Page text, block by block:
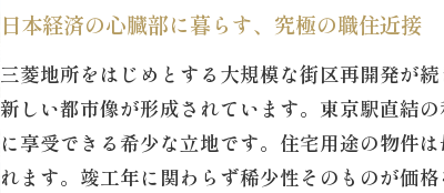
日本経済の心臓部に暮らす、究極の職住近接
三菱地所をはじめとする大規模な街区再開発が
新しい都市像が形成されています。東京駅直結
に享受できる希少な立地です。住宅用途の物件
れます。竣工年に関わらず稀少性そのものが価格